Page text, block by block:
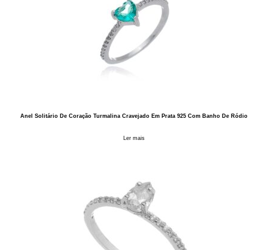
Anel Solitário De Coração Turmalina Cravejado Em Prata 925 Com Banho De Ródio
Ler mais